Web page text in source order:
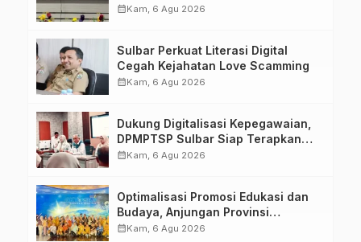
Kompetensi ASN melalui
calendar_monthKam, 6 Agu 2026
Sulbar Perkuat Literasi Digital
Cegah Kejahatan Love Scamming
calendar_monthKam, 6 Agu 2026
Dukung Digitalisasi Kepegawaian,
DPMPTSP Sulbar Siap Terapkan
Aplikasi FLEKSI ASN
calendar_monthKam, 6 Agu 2026
Optimalisasi Promosi Edukasi dan
Budaya, Anjungan Provinsi
Sulawesi Barat Perkuat Kolaborasi
calendar_monthKam, 6 Agu 2026